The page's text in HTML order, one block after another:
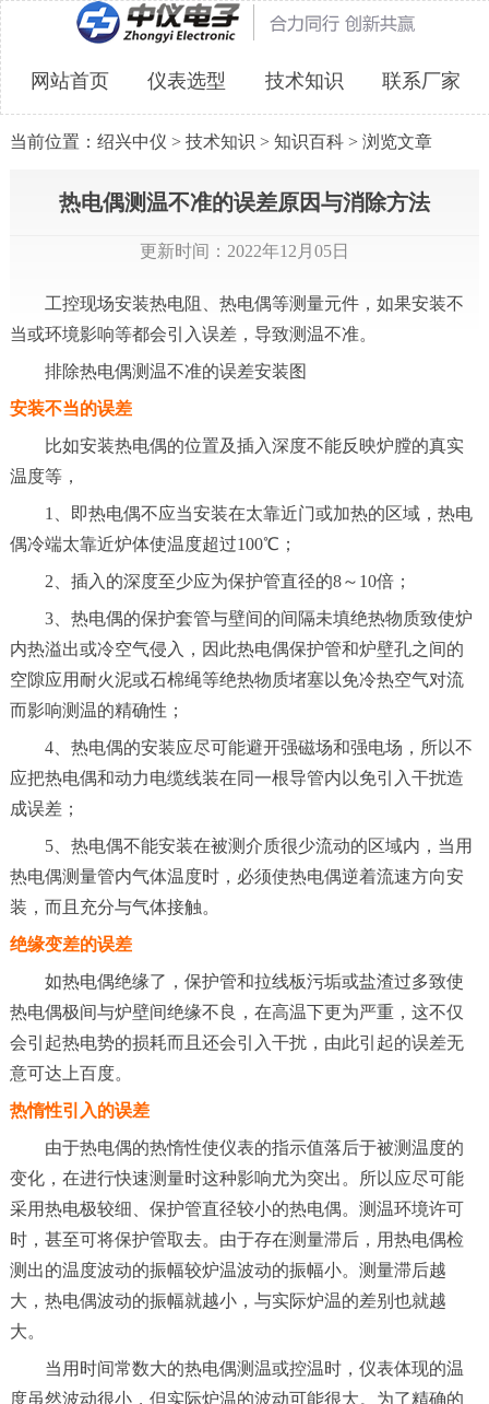
网站首页 仪表选型 技术知识 联系厂家
当前位置： 绍兴中仪 > 技术知识 > 知识百科> 浏览文章
热电偶测温不准的误差原因与消除方法
更新时间：2022年12月05日
工控现场安装热电阻、热电偶等测量元件，如果安装不
当或环境影响等都会引入误差，导致测温不准。
排除热电偶测温不准的误差安装图
安装不当的误差
比如安装热电偶的位置及插入深度不能反映炉膛的真实
温度等，
1、即热电偶不应当安装在太靠近门或加热的区域，热电
偶冷端太靠近炉体使温度超过100℃；
2、插入的深度至少应为保护管直径的8～10倍；
3、热电偶的保护套管与壁间的间隔未填绝热物质致使炉
内热溢出或冷空气侵入，因此热电偶保护管和炉壁孔之间的
空隙应用耐火泥或石棉绳等绝热物质堵塞以免冷热空气对流
而影响测温的精确性；
4、热电偶的安装应尽可能避开强磁场和强电场，所以不
应把热电偶和动力电缆线装在同一根导管内以免引入干扰造
成误差；
5、热电偶不能安装在被测介质很少流动的区域内，当用
热电偶测量管内气体温度时，必须使热电偶逆着流速方向安
装，而且充分与气体接触。
绝缘变差的误差
如热电偶绝缘了，保护管和拉线板污垢或盐渣过多致使
热电偶极间与炉壁间绝缘不良，在高温下更为严重，这不仅
会引起热电势的损耗而且还会引入干扰，由此引起的误差无
意可达上百度。
热惰性引入的误差
由于热电偶的热惰性使仪表的指示值落后于被测温度的
变化，在进行快速测量时这种影响尤为突出。所以应尽可能
采用热电极较细、保护管直径较小的热电偶。测温环境许可
时，甚至可将保护管取去。由于存在测量滞后，用热电偶检
测出的温度波动的振幅较炉温波动的振幅小。测量滞后越
大，热电偶波动的振幅就越小，与实际炉温的差别也就越
大。
当用时间常数大的热电偶测温或控温时，仪表体现的温
度虽然波动很小，但实际炉温的波动可能很大。为了精确的